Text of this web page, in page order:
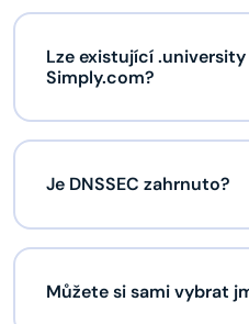
Lze existující
Simply.com?
Je DNSSEC zahrnuto?
Můžete si sami vybrat